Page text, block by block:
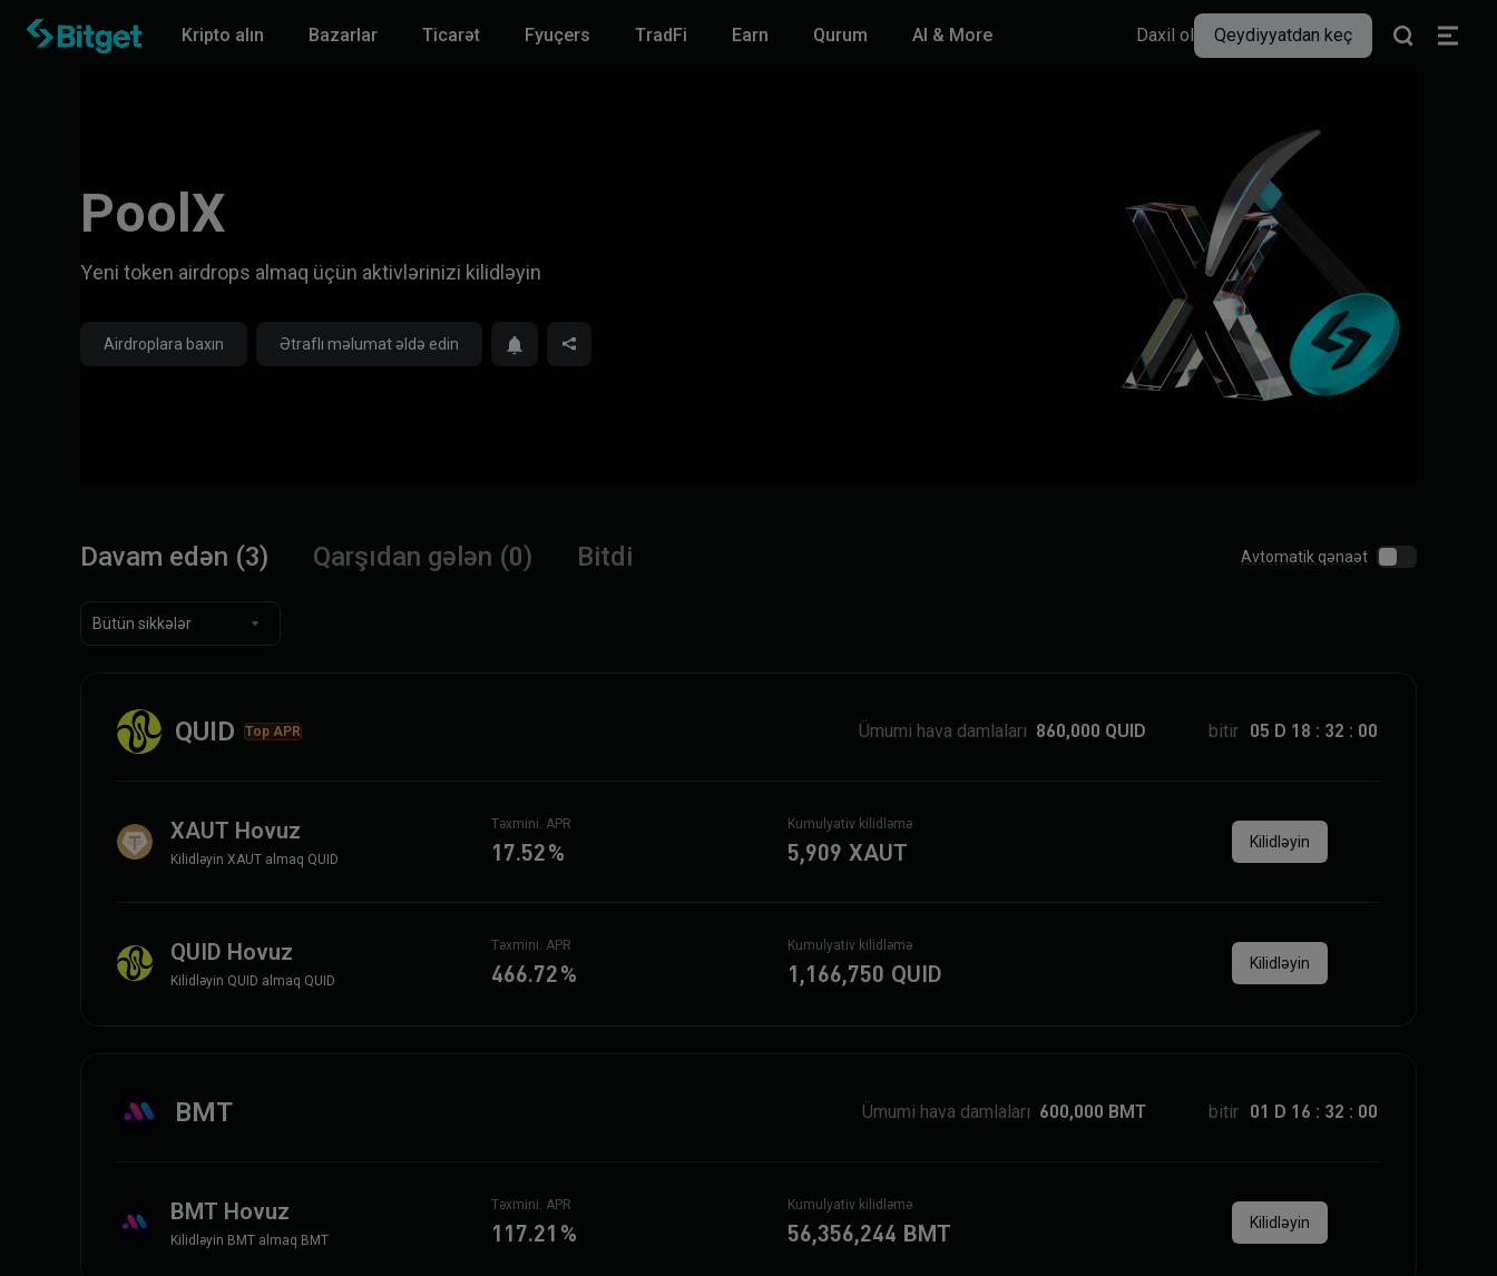
Kripto alın Bazarlar Ticarət Fyuçers TradFi Earn Qurum AI & More Daxil ol Qeydiyyatdan keç
PoolX
Yeni token airdrops almaq üçün aktivlərinizi kilidləyin
Airdroplara baxın Ətraflı məlumat əldə edin
Davam edən (3) Qarşıdan gələn (0) Bitdi Avtomatik qənaət
Bütün sikkələr
QUID Top APR Ümumi hava damlaları 860,000 QUID bitir 05 D 18 : 32 : 00
XAUT Hovuz
Kilidləyin XAUT almaq QUID
Təxmini. APR
17.52%
Kumulyativ kilidləmə
5,909 XAUT Kilidləyin
QUID Hovuz
Kilidləyin QUID almaq QUID
Təxmini. APR
466.72%
Kumulyativ kilidləmə
1,166,750 QUID Kilidləyin
BMT Ümumi hava damlaları 600,000 BMT bitir 01 D 16 : 32 : 00
BMT Hovuz
Kilidləyin BMT almaq BMT
Təxmini. APR
117.21 %
Kumulyativ kilidləmə
56,356,244 BMT Kilidləyin